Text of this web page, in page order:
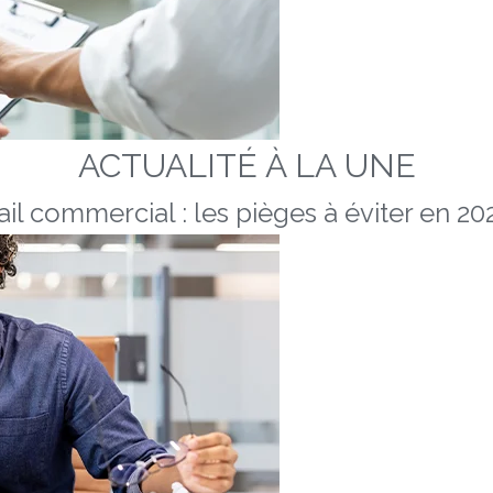
ACTUALITÉ À LA UNE
commercial : les pièges à éviter en